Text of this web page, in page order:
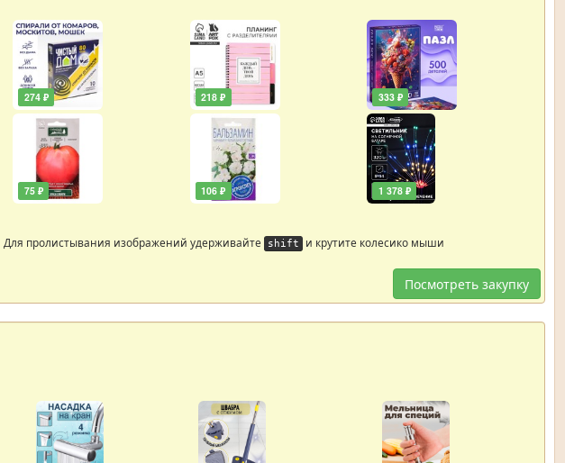
274 ₽
75 ₽
218 ₽
106 ₽
333 ₽
1 378 ₽
Для пролистывания изображений удерживайте shift и крутите колесико мыши
Посмотреть закупку